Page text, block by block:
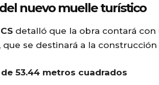
nuevo muelle turístico
detalló que la obra contará
, que se destinará a la construcción
53.44 metros cuadrados